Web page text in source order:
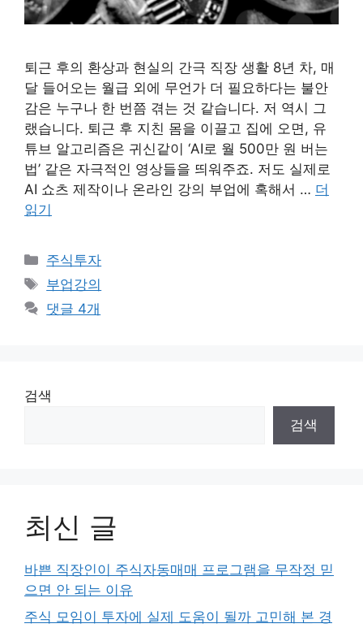
퇴근 후의 환상과 현실의 간극 직장 생활 8년 차, 매
달 들어오는 월급 외에 무언가 더 필요하다는 불안
감은 누구나 한 번쯤 겪는 것 같습니다. 저 역시 그
랬습니다. 퇴근 후 지친 몸을 이끌고 집에 오면, 유
튜브 알고리즘은 귀신같이 ‘AI로 월 500만 원 버는
법’ 같은 자극적인 영상들을 띄워주죠. 저도 실제로
AI 쇼츠 제작이나 온라인 강의 부업에 혹해서 … 더
읽기
카
테
고
리
주식투자
태
그
부업강의
댓글 4개
검색
검색
최신 글
바쁜 직장인이 주식자동매매 프로그램을 무작정 믿
으면 안 되는 이유
주식 모임이 투자에 실제 도움이 될까 고민해 본 경